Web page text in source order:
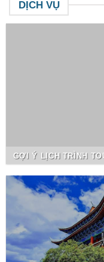
DỊCH VỤ
GỢI Ý LỊCH TRÌNH